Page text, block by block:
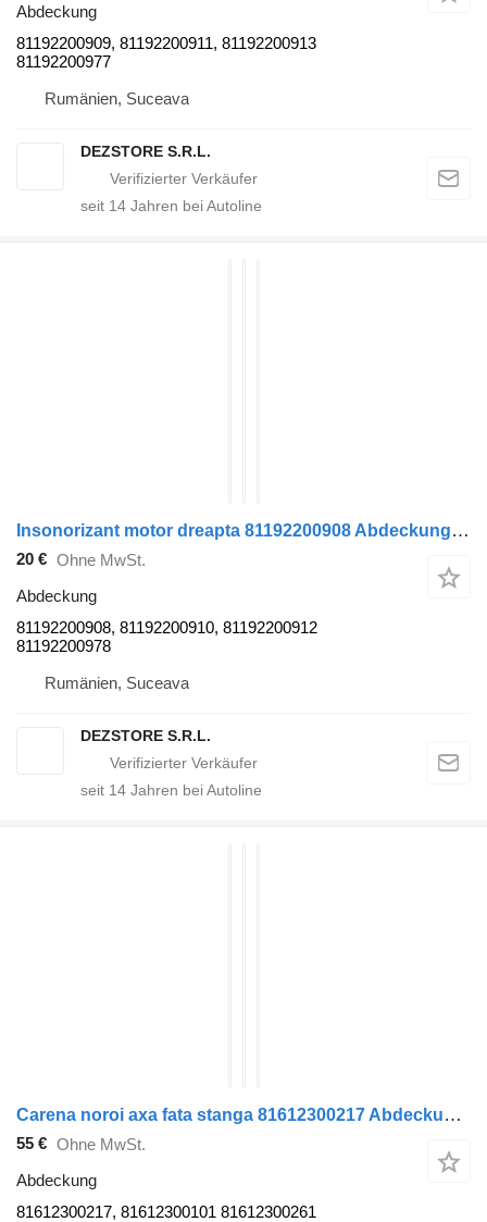
Abdeckung
81192200909, 81192200911, 81192200913
81192200977
Rumänien, Suceava
DEZSTORE S.R.L.
seit 14 Jahren bei Autoline
Insonorizant motor dreapta 81192200908 Abdeckung für MAN TGX Sattelzugmaschine
20 € Ohne MwSt.
Abdeckung
81192200908, 81192200910, 81192200912
81192200978
Rumänien, Suceava
DEZSTORE S.R.L.
seit 14 Jahren bei Autoline
Carena noroi axa fata stanga 81612300217 Abdeckung für MAN TGL Sattelzugmaschine
55 € Ohne MwSt.
Abdeckung
81612300217, 81612300101 81612300261